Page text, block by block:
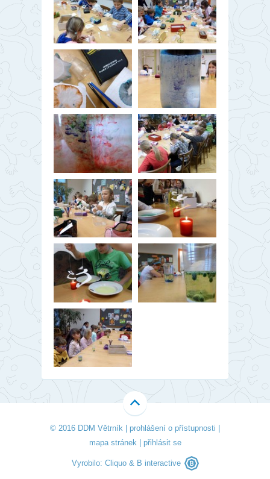
© 2016 DDM Větrník | prohlášení o přístupnosti
mapa stránek| přihlásit se
Vyrobilo: Cliquo& B interactive